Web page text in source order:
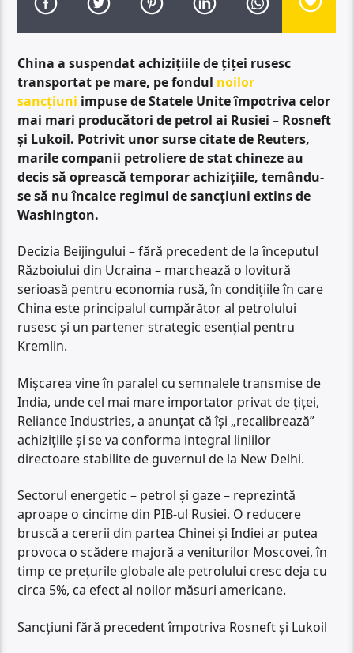
China a suspendat achizițiile de țiței rusesc
transportat pe mare, pe fondul noilor
sancțiuni impuse de Statele Unite împotriva celor
mai mari producători de petrol ai Rusiei – Rosneft
și Lukoil. Potrivit unor surse citate de Reuters,
marile companii petroliere de stat chineze au
decis să oprească temporar achizițiile, temându-
se să nu încalce regimul de sancțiuni extins de
Washington.
Decizia Beijingului – fără precedent de la începutul
Războiului din Ucraina – marchează o lovitură
serioasă pentru economia rusă, în condițiile în care
China este principalul cumpărător al petrolului
rusesc și un partener strategic esențial pentru
Kremlin.
Mișcarea vine în paralel cu semnalele transmise de
India, unde cel mai mare importator privat de țiței,
Reliance Industries, a anunțat că își „recalibrează”
achizițiile și se va conforma integral liniilor
directoare stabilite de guvernul de la New Delhi.
Sectorul energetic – petrol și gaze – reprezintă
aproape o cincime din PIB-ul Rusiei. O reducere
bruscă a cererii din partea Chinei și Indiei ar putea
provoca o scădere majoră a veniturilor Moscovei, în
timp ce prețurile globale ale petrolului cresc deja cu
circa 5%, ca efect al noilor măsuri americane.
Sancțiuni fără precedent împotriva Rosneft și Lukoil